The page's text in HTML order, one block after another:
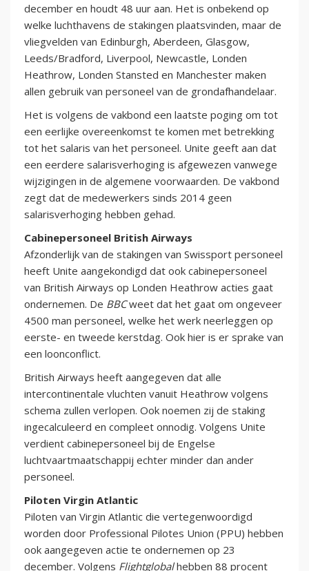
december en houdt 48 uur aan. Het is onbekend op
welke luchthavens de stakingen plaatsvinden, maar de
vliegvelden van Edinburgh, Aberdeen, Glasgow,
Leeds/Bradford, Liverpool, Newcastle, Londen
Heathrow, Londen Stansted en Manchester maken
allen gebruik van personeel van de grondafhandelaar.
Het is volgens de vakbond een laatste poging om tot
een eerlijke overeenkomst te komen met betrekking
tot het salaris van het personeel. Unite geeft aan dat
een eerdere salarisverhoging is afgewezen vanwege
wijzigingen in de algemene voorwaarden. De vakbond
zegt dat de medewerkers sinds 2014 geen
salarisverhoging hebben gehad.
Cabinepersoneel British Airways
Afzonderlijk van de stakingen van Swissport personeel
heeft Unite aangekondigd dat ook cabinepersoneel
van British Airways op Londen Heathrow acties gaat
ondernemen. De BBCweet dat het gaat om ongeveer
4500 man personeel, welke het werk neerleggen op
eerste- en tweede kerstdag. Ook hier is er sprake van
een loonconflict.
British Airways heeft aangegeven dat alle
intercontinentale vluchten vanuit Heathrow volgens
schema zullen verlopen. Ook noemen zij de staking
ingecalculeerd en compleet onnodig. Volgens Unite
verdient cabinepersoneel bij de Engelse
luchtvaartmaatschappij echter minder dan ander
personeel.
Piloten Virgin Atlantic
Piloten van Virgin Atlantic die vertegenwoordigd
worden door Professional Pilotes Union (PPU) hebben
ook aangegeven actie te ondernemen op 23
december. Volgens Flightglobalhebben 88 procent